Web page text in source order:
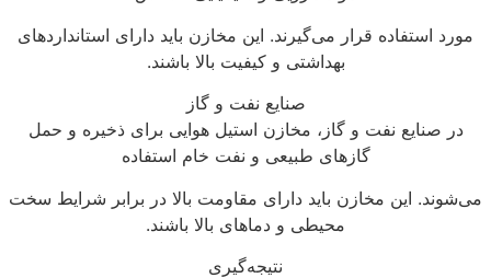
مورد استفاده قرار می‌گیرند. این مخازن باید دارای استانداردهای
بهداشتی و کیفیت بالا باشند.
صنایع نفت و گاز
در صنایع نفت و گاز، مخازن استیل هوایی برای ذخیره و حمل
گازهای طبیعی و نفت خام استفاده
می‌شوند. این مخازن باید دارای مقاومت بالا در برابر شرایط سخت
محیطی و دماهای بالا باشند.
نتیجه‌گیری